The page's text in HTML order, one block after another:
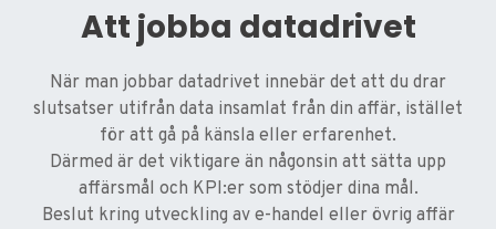
Att jobba datadrivet
När man jobbar datadrivet innebär det att du drar
slutsatser utifrån data insamlat från din affär, istället
för att gå på känsla eller erfarenhet.
Därmed är det viktigare än någonsin att sätta upp
affärsmål och KPI:er som stödjer dina mål.
Beslut kring utveckling av e-handel eller övrig affär